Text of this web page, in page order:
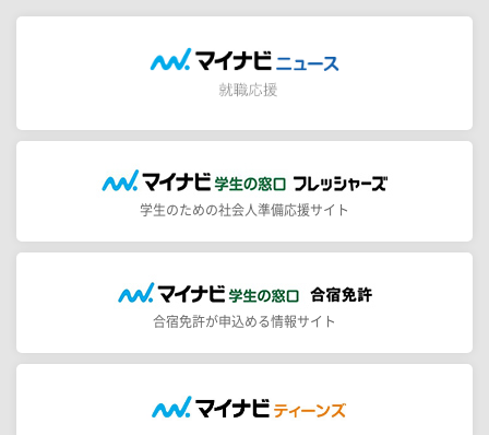
学生のための社会人準備応援サイト
合宿免許が申込める情報サイト